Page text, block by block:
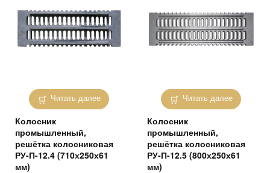
Читать далее
Колосник
промышленный,
решётка колосниковая
РУ-П-12.4 (710х250х61
мм)
Читать далее
Колосник
промышленный,
решётка колосниковая
РУ-П-12.5 (800х250х61
мм)